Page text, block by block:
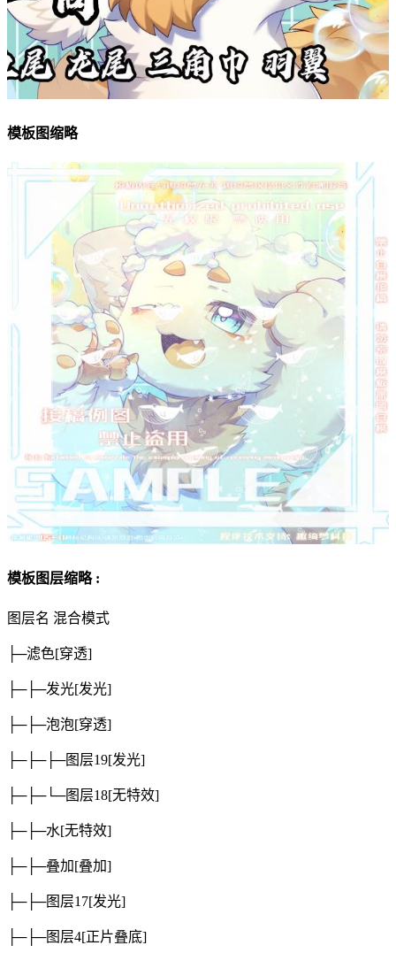
模板图缩略
模板图层缩略 :
图层名 混合模式
├─滤色[穿透]
├─├─发光[发光]
├─├─泡泡[穿透]
├─├─├─图层19[发光]
├─├─└─图层18[无特效]
├─├─水[无特效]
├─├─叠加[叠加]
├─├─图层17[发光]
├─├─图层4[正片叠底]